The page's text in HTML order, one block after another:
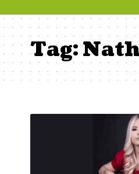
Tag: